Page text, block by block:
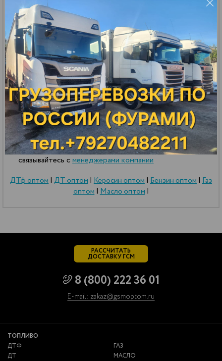
Масло МГА-18
127 800 р. *
цена за тонну
106.07 р.*
- Цена действительна при условии заказа доставки
нашим транспортом
ПОЛУЧИТЬ
СПЕЦИАЛЬНУЮ ЦЕНУ
Приведённые цены и характеристики продукции
носят исключительно ознакомительный характер и
не являются публичнойофертой.
Для получения подробной информации о
характеристиках товаров, их наличии и стоимости
связывайтесь с менеджерами компании
ДТф оптом| ДТ оптом| Керосин оптом| Бензин оптом| Газ
оптом|Масло оптом|
РАССЧИТАТЬ
ДОСТАВКУ ГСМ
8 (800) 222 36 01
E-mail: zakaz@gsmoptom.ru
ТОПЛИВО
ДТФ
ДТ
ГАЗ
МАСЛО